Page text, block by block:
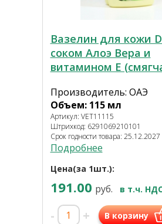
Вазелин для кожи
соком Алоэ Вера и
витамином Е
Производитель: ОАЭ
Объем: 115 мл
Артикул: VET11115
Штрихкод: 6291069210101
Срок годности товара: 25.12.2027
Подробнее
Цена(за 1шт.):
191.00 руб. в т.ч.
- + В корзину